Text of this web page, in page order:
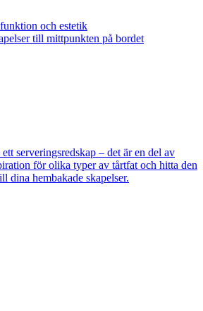
och estetik
till mittpunkten på bordet
serveringsredskap – det är en del av
för olika typer av tårtfat och hitta den
dina hembakade skapelser.